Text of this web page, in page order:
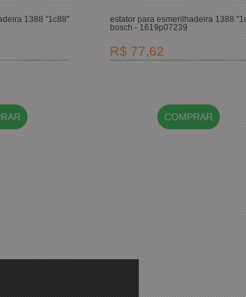
1388 "1c88"
estator para esmerilhadeira 1388
bosch - 1619p07239
R$ 77,62
COMPRAR